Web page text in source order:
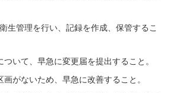
生管理を行い、記録を作成、保管するこ
いて、早急に変更届を提出すること。
がないため、早急に改善すること。